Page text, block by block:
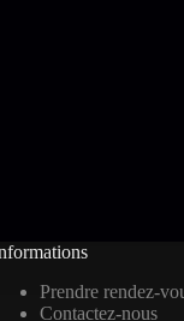
Prendre rendez-
Contactez-nous